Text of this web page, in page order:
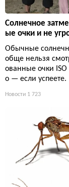
Солнечное
ые очки и не
Обычные
обще нельзя
ованные очки ISO
о — если успеете.
Новости 1 723